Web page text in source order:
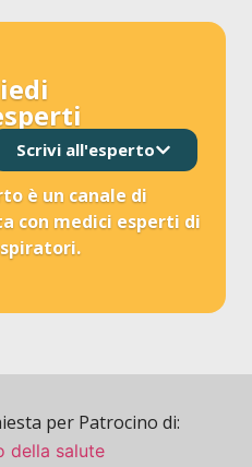
Scrivi all'esperto
è un canale di
con medici esperti di
per Patrocino di: